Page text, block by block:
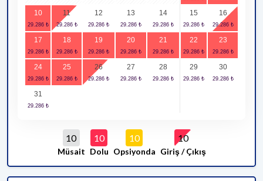
10 11 12 13 14 15 16
17 18 19 20 21 22 23
24 25 26 27 28 29 30
31
10
Müsait
10
Dolu
10
Opsiyonda
10
Giriş / Çıkış